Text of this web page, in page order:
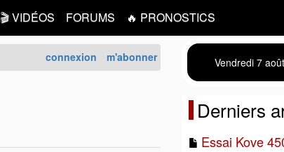
🎬 VIDÉOS FORUMS 🔥 PRONOSTICS
connexion m'abonner Vendredi 7
Derniers
Essai Kove